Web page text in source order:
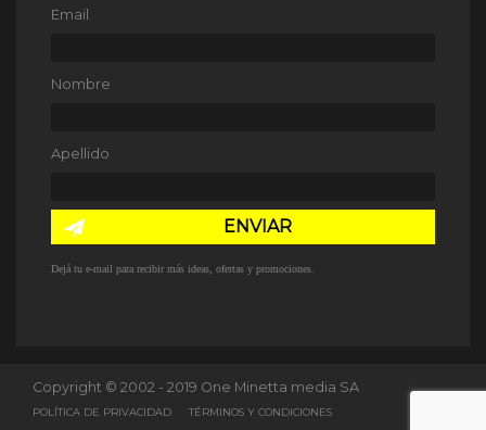
Email
Nombre
Apellido
ENVIAR
Dejá tu e-mail para recibir más ideas, ofertas y promociones.
Copyright © 2002 - 2019 One Minetta media SA
POLÍTICA DE PRIVACIDAD TÉRMINOS Y CONDICIONES